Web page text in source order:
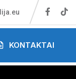
KONTAKTAI